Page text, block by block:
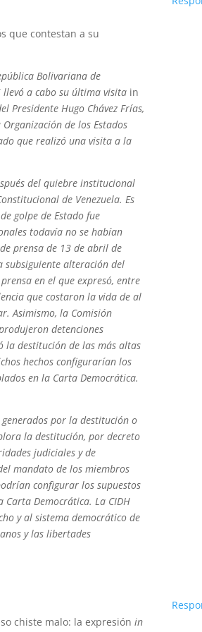
que contestan a su
Bolivariana de
llevó a cabo su última visita in
Presidente Hugo Chávez Frías,
de los Estados
que realizó una visita a la
del quiebre institucional
de Venezuela. Es
golpe de Estado fue
todavía no se habían
prensa de 13 de abril de
subsiguiente alteración del
en el que expresó, entre
que costaron la vida de al
Asimismo, la Comisión
detenciones
la destitución de las más altas
hechos configurarían los
en la Carta Democrática.
por la destitución o
la destitución, por decreto
judiciales y de
mandato de los miembros
configurar los supuestos
Democrática. La CIDH
y al sistema democrático de
y las libertades
chiste malo: la expresiónin